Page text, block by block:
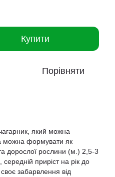
Купити
Порівняти
який можна
можна формувати як
дорослої рослини (м.) 2,5-3
приріст на рік до
забарвлення від